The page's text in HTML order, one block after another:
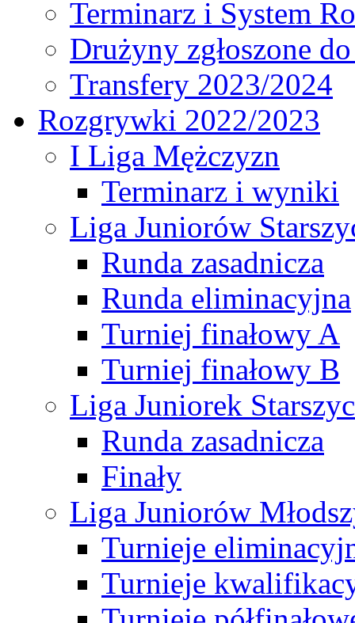
Terminarz i System
Drużyny zgłoszone
Transfery 2023/2024
Rozgrywki 2022/2023
I Liga Mężczyzn
Terminarz i wyniki
Liga Juniorów
Runda zasadnicza
Runda eliminacyjna
Turniej finałowy A
Turniej finałowy B
Liga Juniorek
Runda zasadnicza
Finały
Liga Juniorów
Turnieje
Turnieje